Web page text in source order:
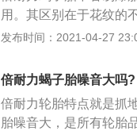
用。其区别在于花纹的
2、ATR，可以理解为
性和舒适性，适合城市
是一款适用于混合路面
西方环保技术生产的。
发布时间：2021-04-27
倍耐力蝎子胎噪音大吗?
倍耐力轮胎特点就是抓
胎噪音大，是所有轮胎